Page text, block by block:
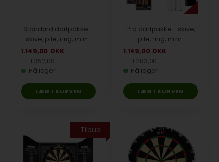
Standard dartpakke -
skive, pile, ring, m.m.
1.149,00 DKK
1.352,00
På lager
Pro dartpakke - skive,
pile, ring, m.m.
1.149,00 DKK
1.283,00
På lager
Tilbud